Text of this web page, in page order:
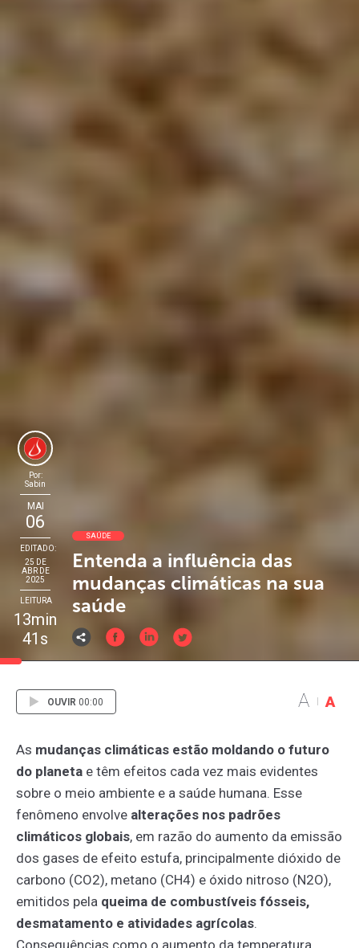
SAÚDE
Entenda a influência das
mudanças climáticas na sua
saúde
Por:
Sabin
MAI
06
EDITADO:
25 DE
ABR DE
2025
LEITURA
13min
41s
OUVIR 00:00 A A
As mudanças climáticas estão moldando o futuro
do planeta e têm efeitos cada vez mais evidentes
sobre o meio ambiente e a saúde humana. Esse
fenômeno envolve alterações nos padrões
climáticos globais, em razão do aumento da emissão
dos gases de efeito estufa, principalmente dióxido de
carbono (CO2), metano (CH4) e óxido nitroso (N2O),
emitidos pela queima de combustíveis fósseis,
desmatamento e atividades agrícolas.
Consequências como o aumento da temperatura